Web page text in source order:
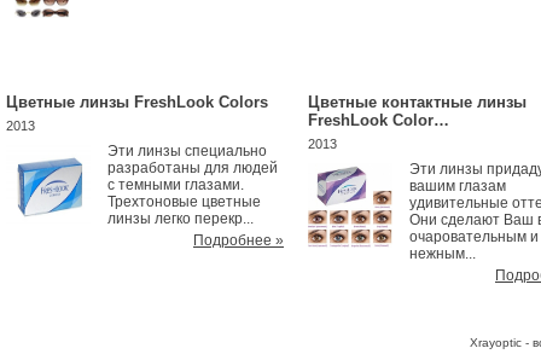
Цветные линзы FreshLook Colors
2013
Эти линзы специально
разработаны для людей
с темными глазами.
Трехтоновые цветные
линзы легко перекр...
Подробнее »
Цветные контактные линзы
FreshLook Color…
2013
Эти линзы
вашим глазам
удивительные
Они сделают Ваш
очаровательным и
нежным...
Хrayoptic -